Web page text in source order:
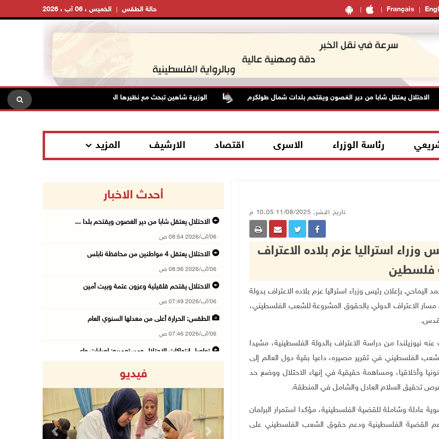
Français الخميس ، 06 آب ، 2026 حالة الطقس
الاحتلال يعتقل شابا من دير الغصون ويقتحم بلدات شمال طولكرم الوزيرة شاهين تبحث مع نظيرها المصري مستجدات الأوضاع وتعزيز التنسيق
رئاسة الوزراء الاسرى اقتصاد الارشيف المزيد
تاريخ النشر: 11/08/2025 10:05 م
وزراء استراليا عزم بلاده الاعتراف
فلسطين
محمد اليماحي بإعلان رئيس وزراء استراليا عزم بلاده الاعتراف بدولة
الاعتراف الدولي بالحقوق المشروعة للشعب الفلسطيني،
.
نيوزيلندا من دراسة الاعتراف بالدولة الفلسطينية، مشيدا
الفلسطيني في تقرير مصيره، داعيا بقية دول العالم إلى
وأخلاقيا، ومساهمة حقيقية في إنهاء الاحتلال ووضع حد
تحقيق السلام العادل والشامل في المنطقة.
عادلة وشاملة للقضية الفلسطينية، مؤكدا استمرار البرلمان
لدعم القضية الفلسطينية ودعم حقوق الشعب الفلسطيني على
أحدث الاخبار
الاحتلال يعتقل شابا من دير الغصون ويقتحم بلدا ...
06/آب/2026 08:54 ص
الاحتلال يعتقل 4 مواطنين من محافظة نابلس
06/آب/2026 08:36 ص
الاحتلال يقتحم قلقيلية وعزون عتمة وبيت أمين
06/آب/2026 07:49 ص
الطقس: الحرارة أعلى من معدلها السنوي العام
06/آب/2026 07:46 ص
تواصل انتهاكات الاحتلال ومستعمريه: إصابات واع ...
إصابات وإحراق مساكن في هجوم للمستعمرين على ال ...
05/آب/2026 10:59 م
فيديو
Previous Next